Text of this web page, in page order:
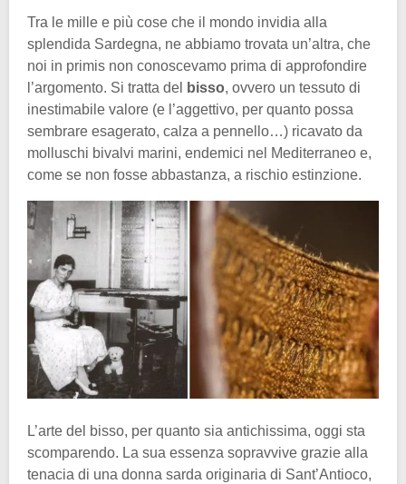
Tra le mille e più cose che il mondo invidia alla
splendida Sardegna, ne abbiamo trovata un’altra, che
noi in primis non conoscevamo prima di approfondire
l’argomento. Si tratta del
bisso, ovvero un tessuto di
inestimabile valore (e l’aggettivo, per quanto possa
sembrare esagerato, calza a pennello…) ricavato da
molluschi bivalvi marini, endemici nel Mediterraneo e,
come se non fosse abbastanza, a rischio estinzione.
L’arte del bisso, per quanto sia antichissima, oggi sta
scomparendo. La sua essenza sopravvive grazie alla
tenacia di una donna sarda originaria di Sant’Antioco,